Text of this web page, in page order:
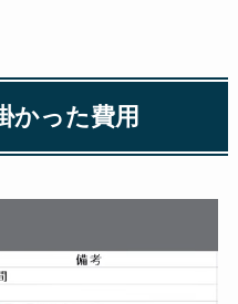
かった費用